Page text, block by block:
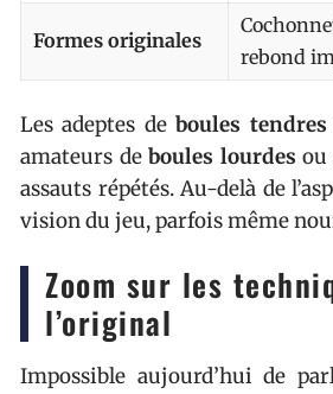
Formes originales
rebond
Les adeptes deboules tendres
amateurs deboules lourdes
assauts répétés. Au-delà de
vision du jeu, parfois même
Zoom sur les
l’original
Impossible aujourd’hui de